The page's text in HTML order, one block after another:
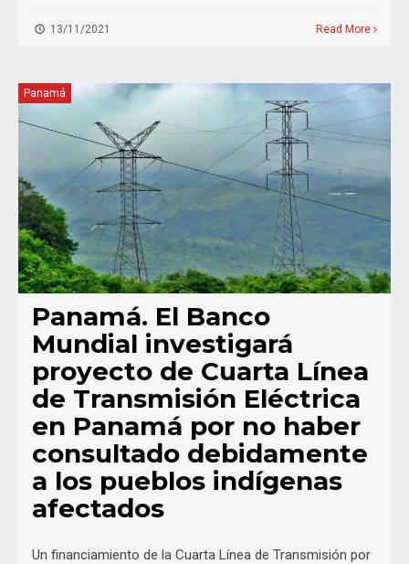
13/11/2021 Read More
Panamá
Panamá. El Banco
Mundial investigará
proyecto de Cuarta Línea
de Transmisión Eléctrica
en Panamá por no haber
consultado debidamente
a los pueblos indígenas
afectados
Un financiamiento de la Cuarta Línea de Transmisión por